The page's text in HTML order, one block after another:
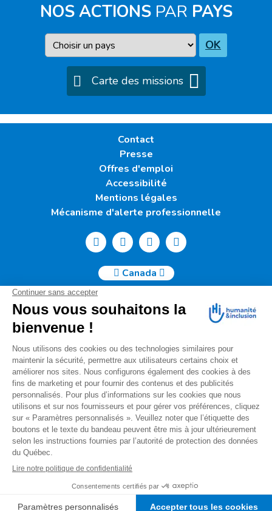
NOS ACTIONSPAR PAYS
Pays OK
Carte des missions
Contact
Presse
Offres d'emploi
Accessibilité
Mentions légales
Mécanisme d'alerte professionnelle
Canada
Humanité & Inclusion Canada | 50, Sainte-Catherine Ouest -
Suite 500b | H2X 3V4 Montréal
info@canada.hi.org
Tél. : (514) 908-2813
No de charité : 88914 7401 RR0001
Pour toutes questions relatives à votre donation, s'il vous
:info.donations@canada.hi.org